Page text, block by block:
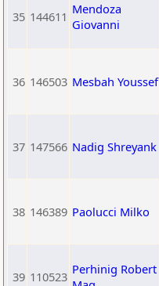
35 144611 Mendoza
Giovanni
36 146503 Mesbah Youssef
37 147566 Nadig Shreyank
38 146389 Paolucci Milko
39 110523 Perhinig Robert